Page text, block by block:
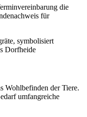
die
für
Wohlbefinden der Tiere.
umfangreiche